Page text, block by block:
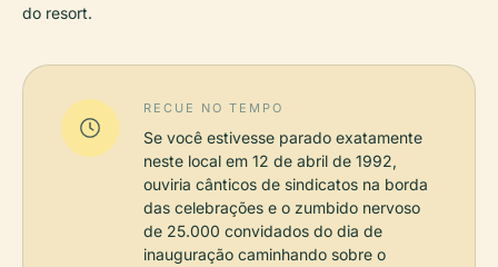
do resort.
RECUE NO TEMPO
Se você estivesse parado exatamente
neste local em 12 de abril de 1992,
ouviria cânticos de sindicatos na borda
das celebrações e o zumbido nervoso
de 25.000 convidados do dia de
inauguração caminhando sobre o